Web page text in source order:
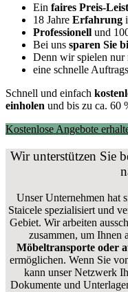
Ein faires Preis-
18 Jahre Erfahrung
Professionell und
Bei uns sparen Sie
Denn wir spielen
eine schnelle
Schnell und einfach
einholen und bis zu ca. 60
Kostenlose Angebote
Wir unterstützen Sie
Unser Unternehmen hat
Staicele spezialisiert und
Gebiet. Wir arbeiten
zusammen, um Ihnen
Möbeltransporte oder
ermöglichen. Wenn Sie
kann unser Netzwerk
Dokumente und